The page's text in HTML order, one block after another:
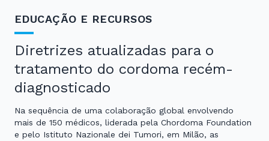
EDUCAÇÃO E RECURSOS
Diretrizes atualizadas para o
tratamento do cordoma recém-
diagnosticado
Na sequência de uma colaboração global envolvendo
mais de 150 médicos, liderada pela Chordoma Foundation
e pelo Istituto Nazionale dei Tumori, em Milão, as